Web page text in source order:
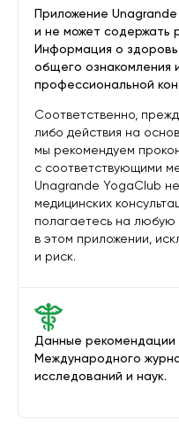
Данные рекомендации
Международного
исследований и наук.
Приложение
и не может содержать
Информация о
общего ознакомления
профессиональной
Соответственно,
либо действия на
мы рекомендуем
с соответствующими
Unagrande YogaClub
медицинских
полагаетесь на
в этом приложении,
и риск.